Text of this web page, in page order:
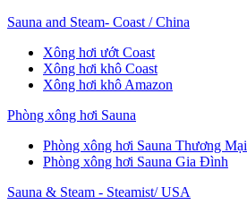
Sauna and Steam- Coast / China
Xông hơi ướt Coast
Xông hơi khô Coast
Xông hơi khô Amazon
Phòng xông hơi Sauna
Phòng xông hơi Sauna Thương Mại
Phòng xông hơi Sauna Gia Đình
Sauna & Steam - Steamist/ USA